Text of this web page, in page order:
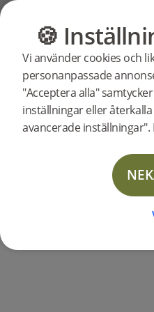
🍪
Vi använder cookies och
personanpassade
"Acceptera alla"
inställningar eller
avancerade
Läggningsinstruktion
Läggningsinstruktion
Technical Data Sheet
Technical Data Sheet